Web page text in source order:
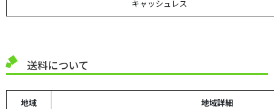
キャッシュレス
送料について
地域 地域詳細